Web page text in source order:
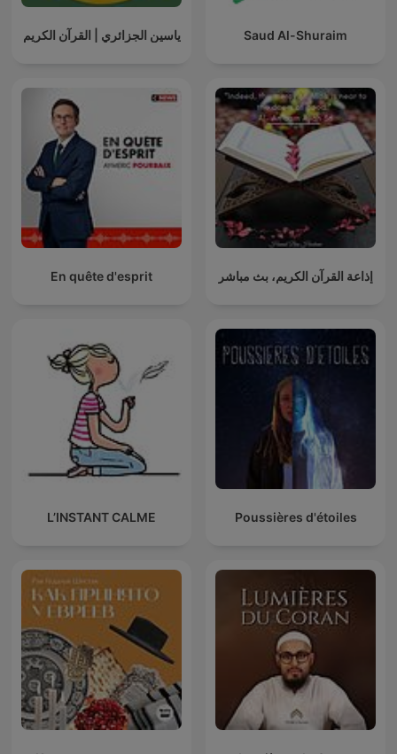
ياسين الجزائري | القرآن الكريم Saud Al-Shuraim
En quête d'esprit إذاعة القرآن الكريم، بث مباشر
L’INSTANT CALME Poussières d'étoiles